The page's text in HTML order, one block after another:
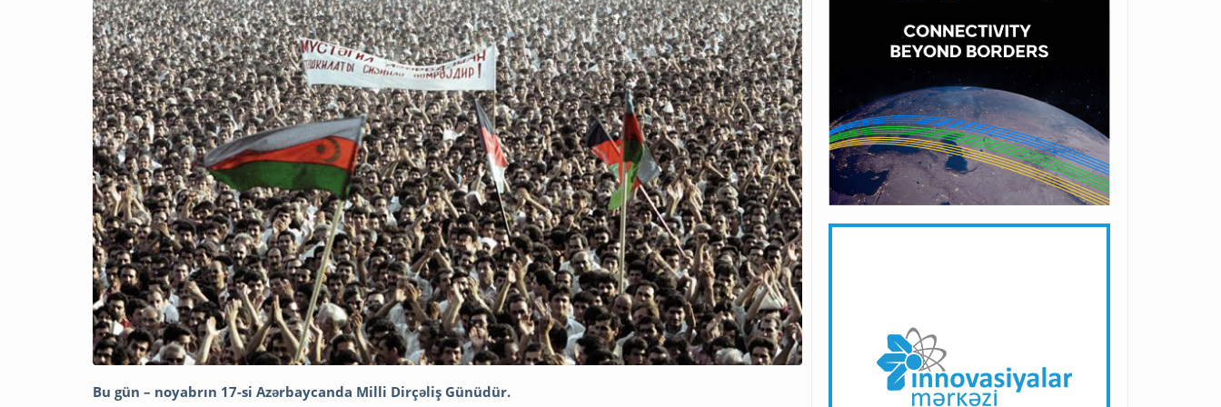
Bu gün – noyabrın 17-si Azərbaycanda Milli Dirçəliş Günüdür.